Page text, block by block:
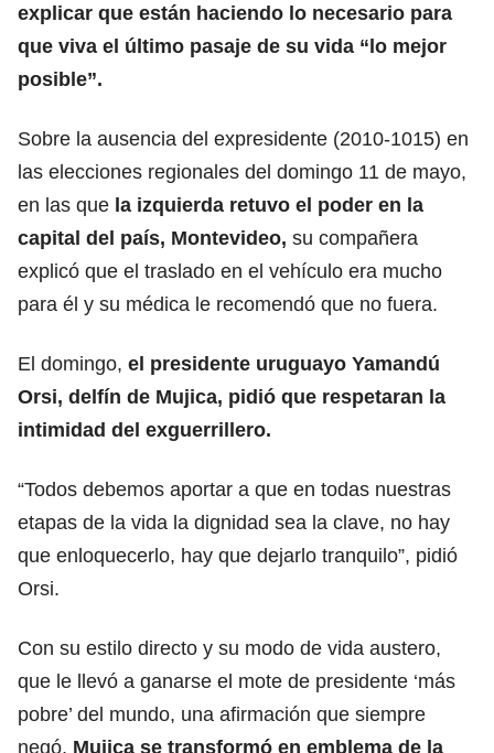
explicar que están haciendo lo necesario para
que viva el último pasaje de su vida “lo mejor
posible”.
Sobre la ausencia del expresidente (2010-1015) en
las elecciones regionales del domingo 11 de mayo,
en las que la izquierda retuvo el poder en la
capital del país, Montevideo, su compañera
explicó que el traslado en el vehículo era mucho
para él y su médica le recomendó que no fuera.
El domingo, el presidente uruguayo Yamandú
Orsi, delfín de Mujica, pidió que respetaran la
intimidad del exguerrillero.
“Todos debemos aportar a que en todas nuestras
etapas de la vida la dignidad sea la clave, no hay
que enloquecerlo, hay que dejarlo tranquilo”, pidió
Orsi.
Con su estilo directo y su modo de vida austero,
que le llevó a ganarse el mote de presidente ‘más
pobre’ del mundo, una afirmación que siempre
negó, Mujica se transformó en emblema de la